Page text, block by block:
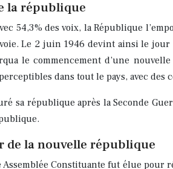
la république
54,3% des voix, la République
Le 2 juin 1946 devint ainsi le
le commencement d’une
dans tout le pays, avec
sa république après la Seconde
la nouvelle république
Constituante fut élue